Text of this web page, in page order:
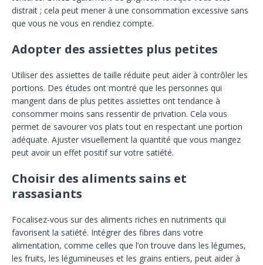
distrait ; cela peut mener à une consommation excessive sans
que vous ne vous en rendiez compte.
Adopter des assiettes plus petites
Utiliser des assiettes de taille réduite peut aider à contrôler les
portions. Des études ont montré que les personnes qui
mangent dans de plus petites assiettes ont tendance à
consommer moins sans ressentir de privation. Cela vous
permet de savourer vos plats tout en respectant une portion
adéquate. Ajuster visuellement la quantité que vous mangez
peut avoir un effet positif sur votre satiété.
Choisir des aliments sains et
rassasiants
Focalisez-vous sur des aliments riches en nutriments qui
favorisent la satiété. Intégrer des fibres dans votre
alimentation, comme celles que l’on trouve dans les légumes,
les fruits, les légumineuses et les grains entiers, peut aider à